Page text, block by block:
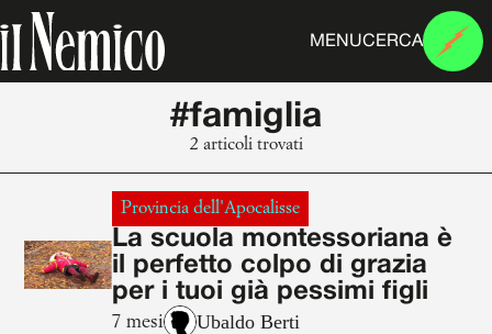
MENUCERCA
#famiglia
2 articoli trovati
Provincia dell'Apocalisse
La scuola montessoriana è
il perfetto colpo di grazia
per i tuoi già pessimi figli
7 mesi Ubaldo Berti